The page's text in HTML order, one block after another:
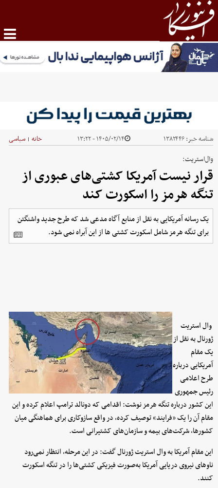
شناسه خبر:۱۳۸۲۴۴۶ ۱۴۰۵/۰۲/۱۴ - ۱۳:۲۲ خانه | سیاسی
وال‌استریت:
قرار نیست آمریکا کشتی‌های عبوری از
تنگه هرمز را اسکورت کند
یک رسانه آمریکایی به نقل از منابع آگاه مدعی شد که طرح جدید واشنگتن
برای تنگه هرمز شامل اسکورت کشتی ها از این آبراه نمی شود.
وال استریت
ژورنال به نقل از
یک مقام
آمریکایی درباره
طرح اعلامی
رئیس جمهوری
این کشور درباره تنگه هرمز نوشت: اقدامی که دونالد ترامپ اعلام کرده و این
مقام آن را یک «فرایند» توصیف کرده، در واقع سازوکاری برای هماهنگی میان
کشورها، شرکت‌های بیمه و سازمان‌های کشتیرانی است.
این مقام آمریکا به وال استریت ژورنال گفت: در این مرحله، انتظار نمی‌رود
ناوهای نیروی دریایی آمریکا به‌صورت فیزیکی کشتی‌ها را در تنگه اسکورت
کنند.